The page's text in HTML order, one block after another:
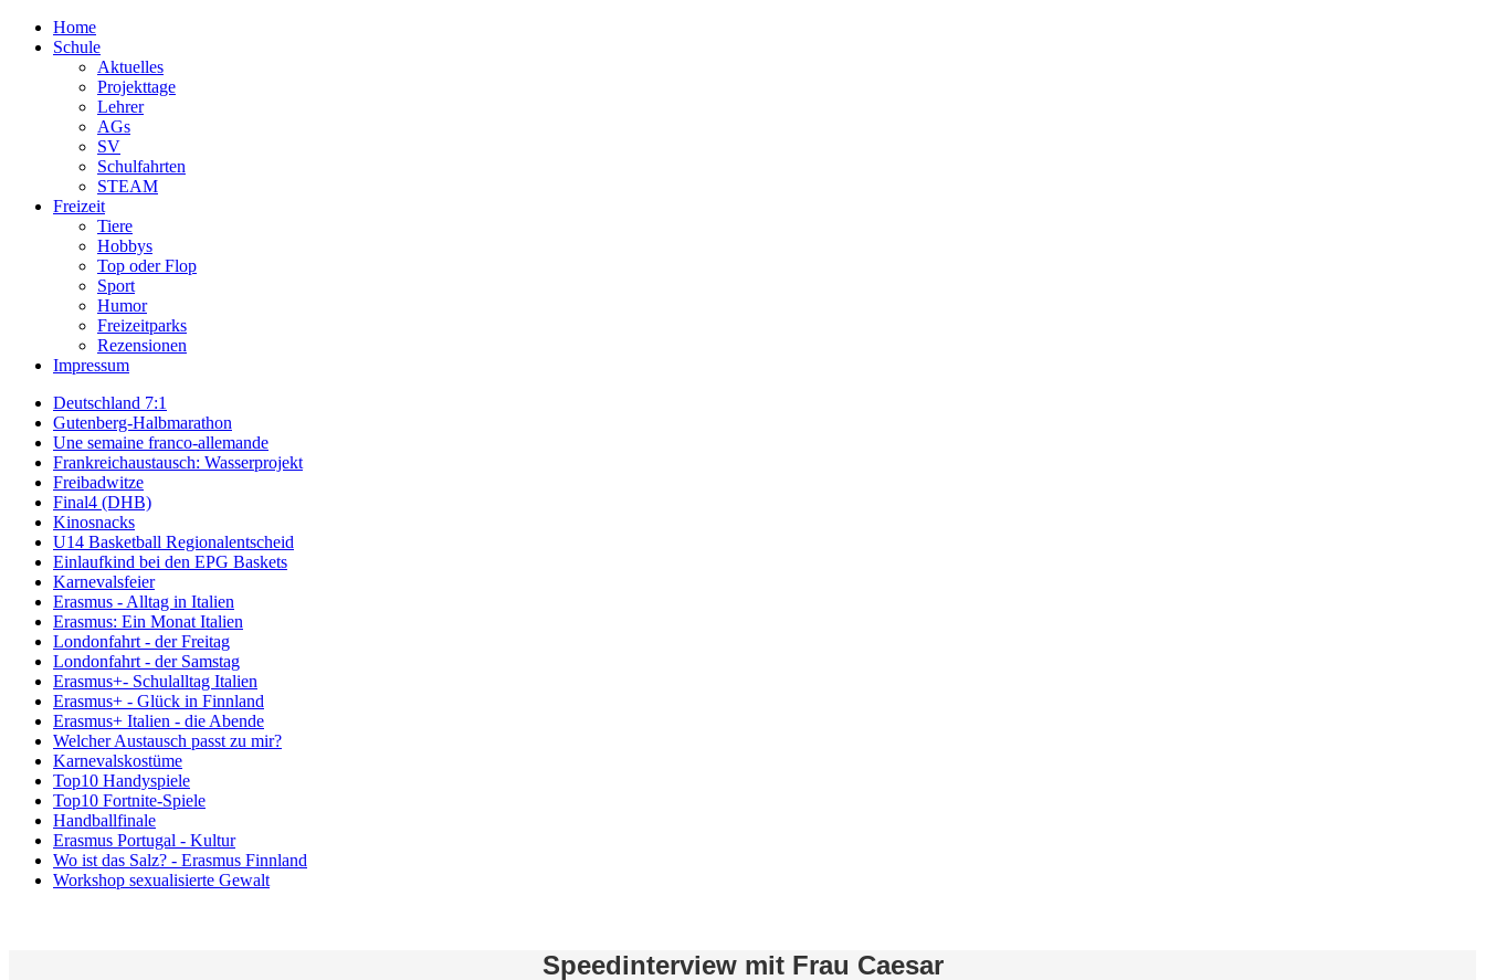
Home
Schule
Aktuelles
Projekttage
Lehrer
AGs
SV
Schulfahrten
STEAM
Freizeit
Tiere
Hobbys
Top oder Flop
Sport
Humor
Freizeitparks
Rezensionen
Impressum
Deutschland 7:1
Gutenberg-Halbmarathon
Une semaine franco-allemande
Frankreichaustausch: Wasserprojekt
Freibadwitze
Final4 (DHB)
Kinosnacks
U14 Basketball Regionalentscheid
Einlaufkind bei den EPG Baskets
Karnevalsfeier
Erasmus - Alltag in Italien
Erasmus: Ein Monat Italien
Londonfahrt - der Freitag
Londonfahrt - der Samstag
Erasmus+- Schulalltag Italien
Erasmus+ - Glück in Finnland
Erasmus+ Italien - die Abende
Welcher Austausch passt zu mir?
Karnevalskostüme
Top10 Handyspiele
Top10 Fortnite-Spiele
Handballfinale
Erasmus Portugal - Kultur
Wo ist das Salz? - Erasmus Finnland
Workshop sexualisierte Gewalt
Speedinterview mit Frau Caesar